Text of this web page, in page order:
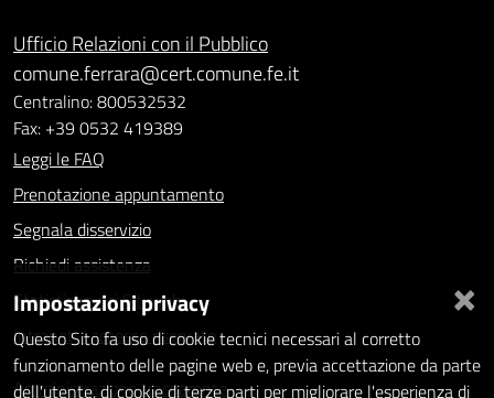
Ufficio Relazioni con il Pubblico
comune.ferrara@cert.comune.fe.it
Centralino: 800532532
Fax: +39 0532 419389
Leggi le FAQ
Prenotazione appuntamento
Segnala disservizio
Richiedi assistenza
Statistiche dei Siti web
Intranet - accesso riservato
Amministrazione trasparente
×
Impostazioni privacy
Questo Sito fa uso di cookie tecnici necessari al corretto
funzionamento delle pagine web e, previa accettazione da parte
dell'utente, di cookie di terze parti per migliorare l'esperienza di